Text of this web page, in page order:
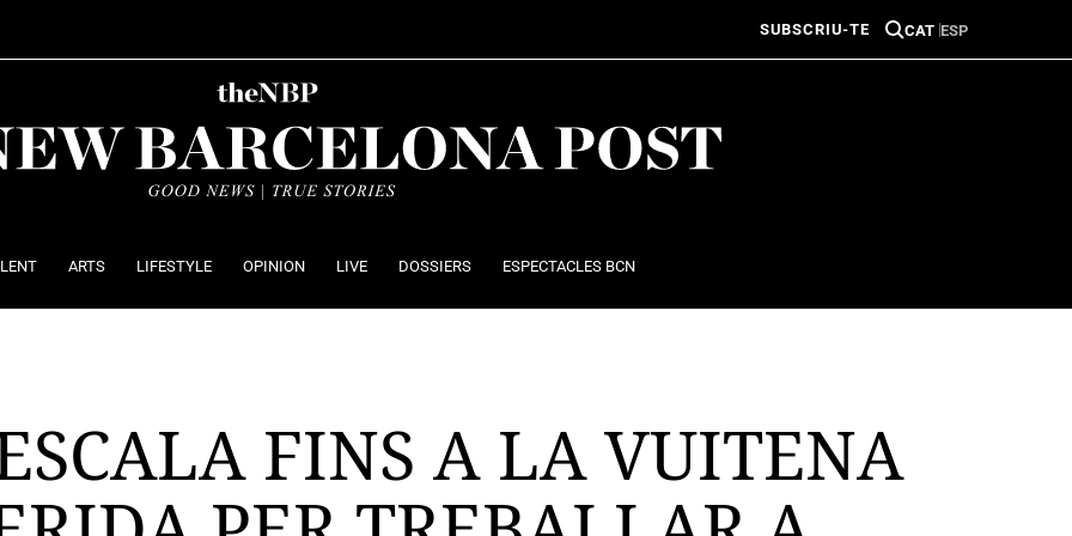
SUBSCRIU-TE CAT ESP
ARTS LIFESTYLE OPINION LIVE DOSSIERS ESPECTACLES BCN
FINS A LA VUITENA